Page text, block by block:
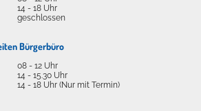
14 - 18 Uhr
geschlossen
Bürgerbüro
08 - 12 Uhr
14 - 15.30 Uhr
14 - 18 Uhr (Nur mit Termin)